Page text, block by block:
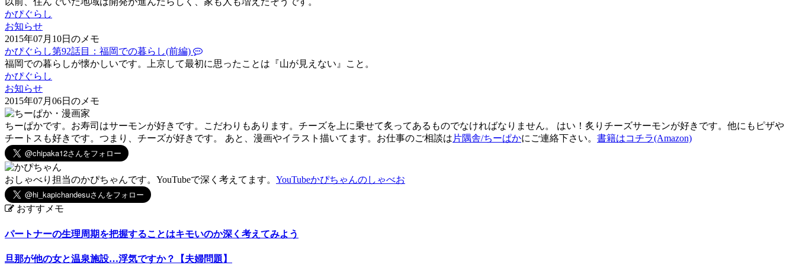
かぴぐらし
お知らせ
2015年07月10日のメモ
かぴぐらし第92話目：福岡での暮らし(前編)
福岡での暮らしが懐かしいです。上京して最初に思ったことは『山が見えない』こと。
かぴぐらし
お知らせ
2015年07月06日のメモ
ちーぱかです。お寿司はサーモンが好きです。こだわりもあります。チーズを上に乗せて炙ってあるものでなければなりません。 はい！炙りチーズサーモンが好きです。他にもピザや
チートスも好きです。つまり、チーズが好きです。 あと、漫画やイラスト描いてます。お仕事のご相談は片隅舎/ちーぱかにご連絡下さい。 書籍はコチラ(Amazon)
おしゃべり担当のかぴちゃんです。YouTubeで深く考えてます。 YouTubeかぴちゃんのしゃべお
おすすメモ
パートナーの生理周期を把握することはキモいのか深く考えてみよう
旦那が他の女と温泉施設…浮気ですか？【夫婦問題】